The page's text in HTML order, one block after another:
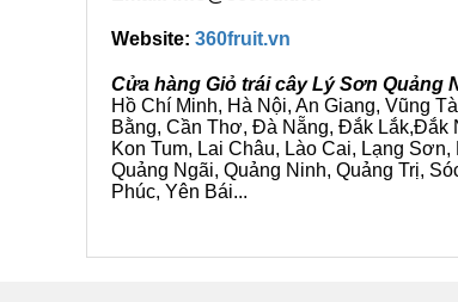
Website: 360fruit.vn
Cửa hàng Giỏ trái cây Lý Sơn Quảng
Hồ Chí Minh, Hà Nội, An Giang, Vũng
Bằng, Cần Thơ, Đà Nẵng, Đắk Lắk,Đắk
Kon Tum, Lai Châu, Lào Cai, Lạng
Quảng Ngãi, Quảng Ninh, Quảng Trị,
Phúc, Yên Bái...